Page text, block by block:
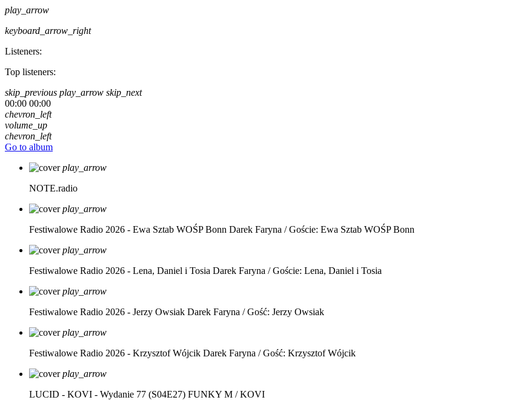
play_arrow
keyboard_arrow_right
Listeners:
Top listeners:
skip_previous play_arrow skip_next
00:00 00:00
chevron_left
volume_up
chevron_left
Go to album
play_arrow
NOTE.radio
play_arrow
Festiwalowe Radio 2026 - Ewa Sztab WOŚP Bonn Darek Faryna / Goście: Ewa Sztab WOŚP Bonn
play_arrow
Festiwalowe Radio 2026 - Lena, Daniel i Tosia Darek Faryna / Goście: Lena, Daniel i Tosia
play_arrow
Festiwalowe Radio 2026 - Jerzy Owsiak Darek Faryna / Gość: Jerzy Owsiak
play_arrow
Festiwalowe Radio 2026 - Krzysztof Wójcik Darek Faryna / Gość: Krzysztof Wójcik
play_arrow
LUCID - KOVI - Wydanie 77 (S04E27) FUNKY M / KOVI